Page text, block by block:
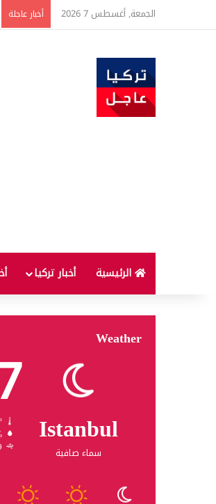
الجمعة, أغسطس 7 2026 أخبار عاجلة
الرئيسية أخبار تركيا
Weather
Istanbul
سماء صافية
27º - 25º